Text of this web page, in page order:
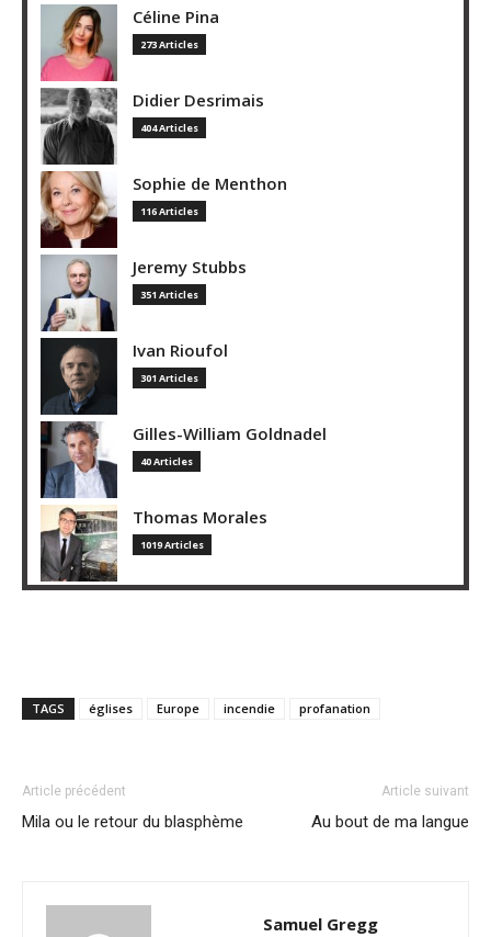
Céline Pina
273 Articles
Didier Desrimais
404 Articles
Sophie de Menthon
116 Articles
Jeremy Stubbs
351 Articles
Ivan Rioufol
301 Articles
Gilles-William Goldnadel
40 Articles
Thomas Morales
1019 Articles
TAGS églises Europe incendie profanation
Article précédent
Mila ou le retour du blasphème
Article suivant
Au bout de ma langue
Samuel Gregg